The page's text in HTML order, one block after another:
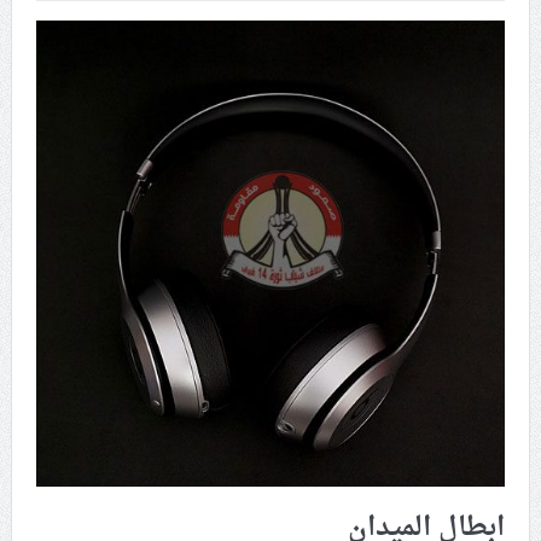
الشهيد الخامنئيّ «قدّه»
حدث الأسبوع (السبت – 27 يونيو 2026): روبيو في المنامة:
التبعيّة لأمريكا.. والعداء لإيران
مركز أمريكيّ: الهجمات الإيرانية هزّت الثقة بالحماية
الأمريكيّة لدول الخليج
التحليل السياسيّ (8): ماذا سيقول الطاغية حمد في نهاية
موسم عاشوراء؟.. شعب البحرين يرسم معادلة النصر على
الأرض: «مثلي لا يبايع مثله»
نسائيّة ائتلاف 14 فبراير: اعتقال «الأستاذة فاطمة هارون»
يأتي في سياق الحرب على شيعة البحرين
ابطال الميدان